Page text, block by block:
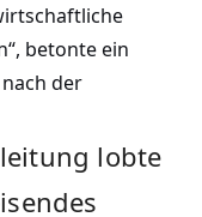
betonte ein
der
lobte